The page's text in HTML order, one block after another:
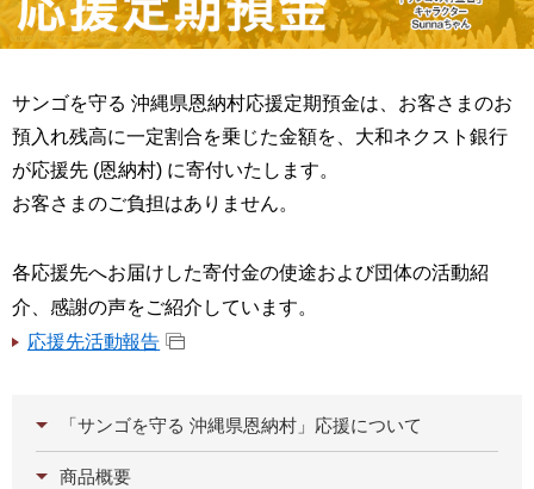
サンゴを守る 沖縄県恩納村応援定期預金は、お客さまのお
預入れ残高に一定割合を乗じた金額を、大和ネクスト銀行
が応援先 (恩納村) に寄付いたします。
お客さまのご負担はありません。
各応援先へお届けした寄付金の使途および団体の活動紹
介、感謝の声をご紹介しています。
応援先活動報告
「サンゴを守る 沖縄県恩納村」 応援について
商品概要